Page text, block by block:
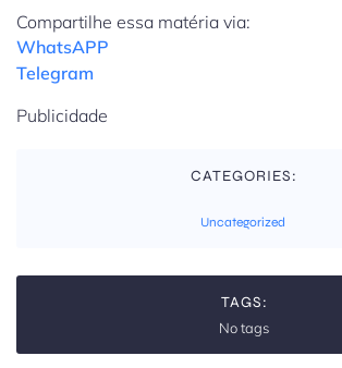
Compartilhe essa matéria via:
WhatsAPP
Telegram
Publicidade
CATEGORIES:
Uncategorized
TAGS:
No tags